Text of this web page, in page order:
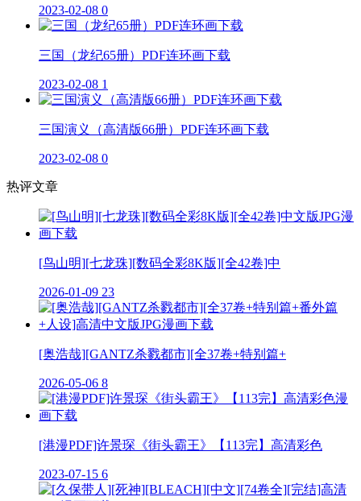
2023-02-08 0
三国（龙纪65册）PDF连环画下载
2023-02-08 1
三国演义（高清版66册）PDF连环画下载
2023-02-08 0
热评文章
[鸟山明][七龙珠][数码全彩8K版][全42卷]中
2026-01-09 23
[奥浩哉][GANTZ杀戮都市][全37卷+特别篇+
2026-05-06 8
[港漫PDF]许景琛《街头霸王》【113完】高清彩色
2023-07-15 6